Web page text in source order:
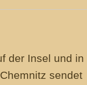
der Insel und in
sendet